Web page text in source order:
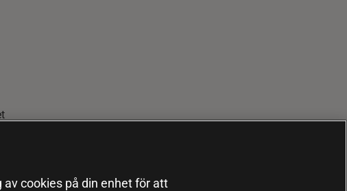
cookies på din enhet för att